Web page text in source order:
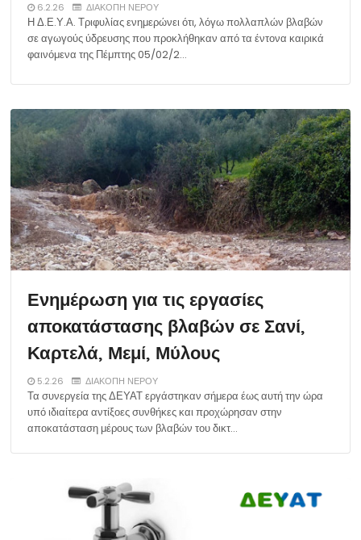
6.2.26 ΔΙΑΚΟΠΗ ΝΕΡΟΥ
Η Δ.Ε.Υ.Α. Τριφυλίας ενημερώνει ότι, λόγω πολλαπλών βλαβών
σε αγωγούς ύδρευσης που προκλήθηκαν από τα έντονα καιρικά
φαινόμενα της Πέμπτης 05/02/2…
Ενημέρωση για τις εργασίες
αποκατάστασης βλαβών σε Σανί,
Καρτελά, Μεμί, Μύλους
5.2.26 ΔΙΑΚΟΠΗ ΝΕΡΟΥ
Τα συνεργεία της ΔΕΥΑΤ εργάστηκαν σήμερα έως αυτή την ώρα
υπό ιδιαίτερα αντίξοες συνθήκες και προχώρησαν στην
αποκατάσταση μέρους των βλαβών του δικτ…